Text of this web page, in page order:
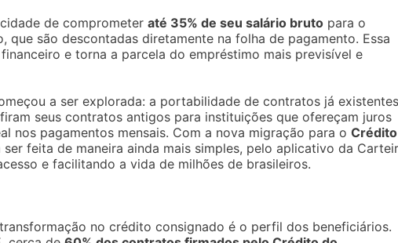
de comprometer até 35% de seu salário bruto para o
que são descontadas diretamente na folha de pagamento. Essa
e torna a parcela do empréstimo mais previsível e
a ser explorada: a portabilidade de contratos já
seus contratos antigos para instituições que ofereçam juros
nos pagamentos mensais. Com a nova migração para o Crédito
feita de maneira ainda mais simples, pelo aplicativo da
e facilitando a vida de milhões de brasileiros.
no crédito consignado é o perfil dos beneficiários.